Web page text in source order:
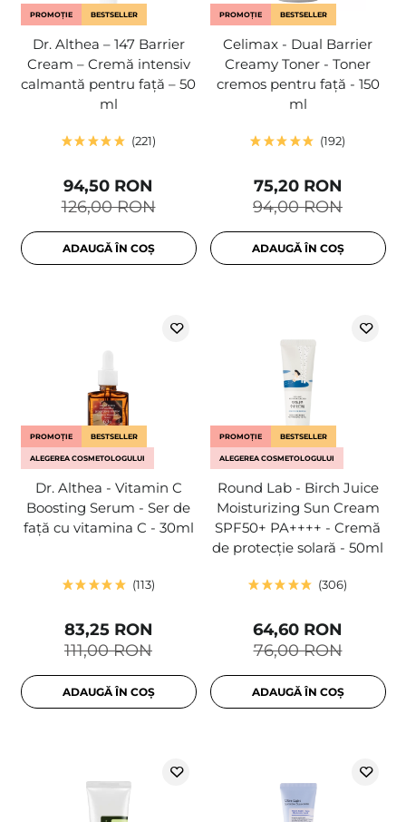
PROMOȚIE BESTSELLER
Dr. Althea – 147 Barrier
Cream – Cremă intensiv
calmantă pentru față – 50
ml
221
126,00 RON
94,50 RON
ADAUGĂ ÎN COȘ
PROMOȚIE BESTSELLER
Celimax - Dual Barrier
Creamy Toner - Toner
cremos pentru față - 150
ml
192
94,00 RON
75,20 RON
ADAUGĂ ÎN COȘ
PROMOȚIE BESTSELLER
ALEGEREA COSMETOLOGULUI
Dr. Althea - Vitamin C
Boosting Serum - Ser de
față cu vitamina C - 30ml
113
111,00 RON
83,25 RON
ADAUGĂ ÎN COȘ
PROMOȚIE BESTSELLER
ALEGEREA COSMETOLOGULUI
Round Lab - Birch Juice
Moisturizing Sun Cream
SPF50+ PA++++ - Cremă
de protecție solară - 50ml
306
76,00 RON
64,60 RON
ADAUGĂ ÎN COȘ